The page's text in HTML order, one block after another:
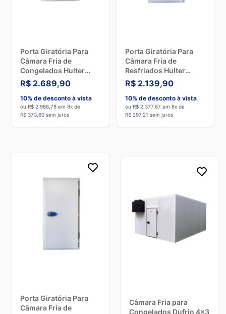
Porta Giratória Para
Câmara Fria de
Congelados Hulter
200X100cm Com 4
Batentes
R$ 2.689,90
10% de desconto à vista
ou R$ 2.988,78 em 8x de
R$ 373,60 sem juros
Porta Giratória Para
Câmara Fria de
Resfriados Hulter
180X80cm com 4
Batentes
R$ 2.139,90
10% de desconto à vista
ou R$ 2.377,67 em 8x de
R$ 297,21 sem juros
Porta Giratória Para
Câmara Fria de
Câmara Fria para
Congelados Dufrio 4x3